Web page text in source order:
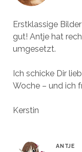
Erstklassige
gut! Antje hat
umgesetzt.
Ich schicke Dir
Woche – und ich
Kerstin
ANTJE